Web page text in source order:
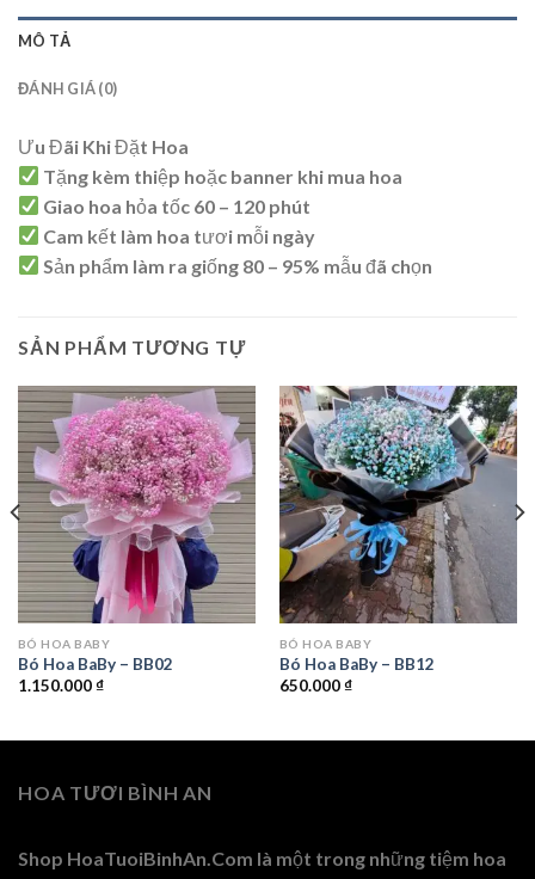
MÔ TẢ
ĐÁNH GIÁ (0)
Ưu Đãi Khi Đặt Hoa
Tặng kèm thiệp hoặc banner khi mua hoa
Giao hoa hỏa tốc 60 – 120 phút
Cam kết làm hoa tươi mỗi ngày
Sản phẩm làm ra giống 80 – 95% mẫu đã chọn
SẢN PHẨM TƯƠNG TỰ
BÓ HOA BABY
Bó Hoa BaBy – BB02
1.150.000₫
BÓ HOA BABY
Bó Hoa BaBy – BB12
650.000₫
HOA TƯƠI BÌNH AN
Shop HoaTuoiBinhAn.Com là một trong những tiệm hoa